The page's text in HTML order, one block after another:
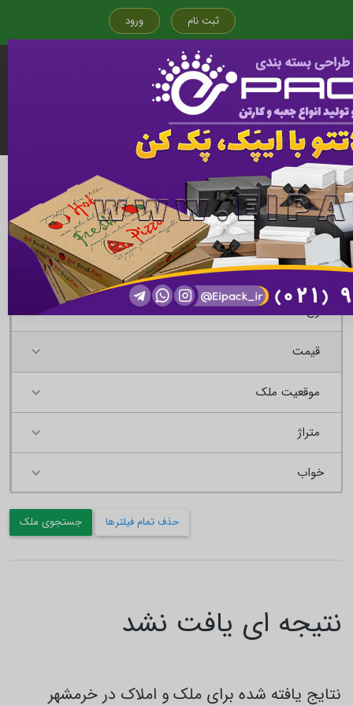
ثبت نام ورود
قیمت
موقعیت ملک
متراژ
جستجوی ملک حذف تمام فیلترها
نتیجه ای یافت نشد
نتایج یافته شده برای ملک و املاک در خرمشهر